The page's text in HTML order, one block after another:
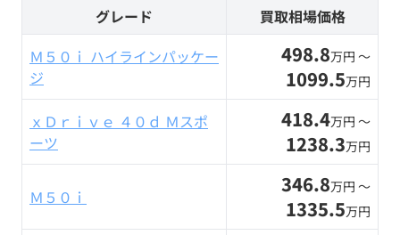
グレード
買取相場価格
Ｍ５０ｉ ハイラインパッケー
ジ
498.8万円 〜
1099.5万円
ｘＤｒｉｖｅ ４０ｄ Ｍスポ
ーツ
418.4万円 〜
1238.3万円
Ｍ５０ｉ 346.8万円 〜
1335.5万円